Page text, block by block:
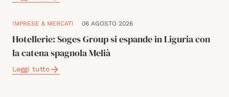
IMPRESE & MERCATI 06 AGOSTO 2026
Hotellerie: Soges Group si espande in Liguria con
la catena spagnola Melià
Leggi tutto